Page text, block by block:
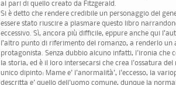
al pari di quello creato da Fitzgerald.
Si è detto che rendere credibile un personaggio del
essere stato riuscire a plasmare questo libro
eccessivo. Sì, ancora più difficile, eppure anche qui
l’altro punto di riferimento del romanzo, a renderlo un
protagonista. Senza dubbio alcuno infatti, l'ironia che
la storia, ed è il loro intersecarsi che crea l'ossatura
unico dipinto: Mame e' l'anormalità', l'eccesso, la
descritta e' quello dell'uomo comune, dunque la